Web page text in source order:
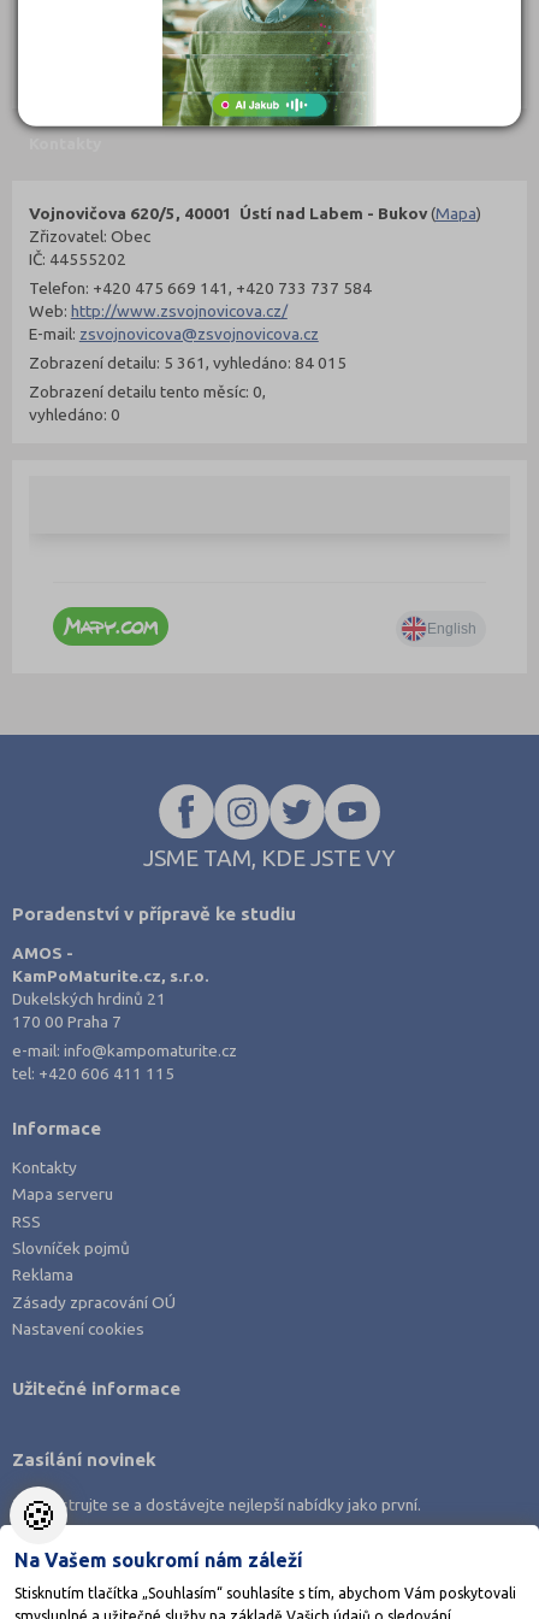
299 Kč
Objednat
Vojnovičova 620/5, 40001 Ústí nad Labem - Bukov(Mapa)
Zřizovatel: Obec
IČ: 44555202
Telefon: +420 475 669 141, +420 733 737 584
Web: http://www.zsvojnovicova.cz/
E-mail: zsvojnovicova@zsvojnovicova.cz
Zobrazení detailu: 5 361, vyhledáno: 84 015
Zobrazení detailu tento měsíc: 0,
vyhledáno: 0
JSME TAM, KDE JSTE VY
Poradenství v přípravě ke studiu
AMOS -
KamPoMaturite.cz, s.r.o.
Dukelských hrdinů 21
170 00 Praha 7
e-mail:info@kampomaturite.cz
tel: +420 606 411 115
Informace
Kontakty
Mapa serveru
RSS
Slovníček pojmů
Reklama
Zásady zpracování OÚ
Nastavení cookies
Užitečné informace
Zasílání novinek
Zaregistrujte se a dostávejte nejlepší nabídky jako první.
🍪
Na Vašem soukromí nám záleží
Stisknutím tlačítka „Souhlasím“ souhlasíte s tím, abychom Vám poskytovali